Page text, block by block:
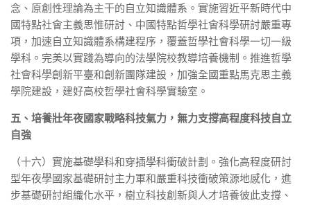
念、原創性理論為主干的自立知識體系。實施習近平新時代中
國特點社會主義思惟研討、中國特點哲學社會科學研討嚴重專
項，加速自立知識體系構建程序，覆蓋哲學社會科學一切一級
學科。完美以實踐為導向的法學院校教導培養機制。推進哲學
社會科學創新平臺和創新團隊建設，加強全國重點馬克思主義
學院建設，建好高校哲學社會科學實驗室。
五、培養壯年夜國家戰略科技氣力，無力支撐高程度科技自立
自強
（十六）實施基礎學科和穿插學科衝破計劃。強化高程度研討
型年夜學國家基礎研討主力軍和嚴重科技衝破策源地感化，進
步基礎研討組織化水平，樹立科技創新與人才培養彼此支撐、